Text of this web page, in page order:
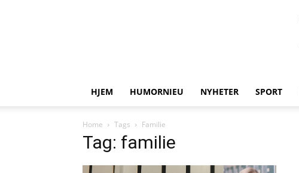
HJEM HUMORNIEU NYHETER SPORT
Home Tags Familie
Tag: familie